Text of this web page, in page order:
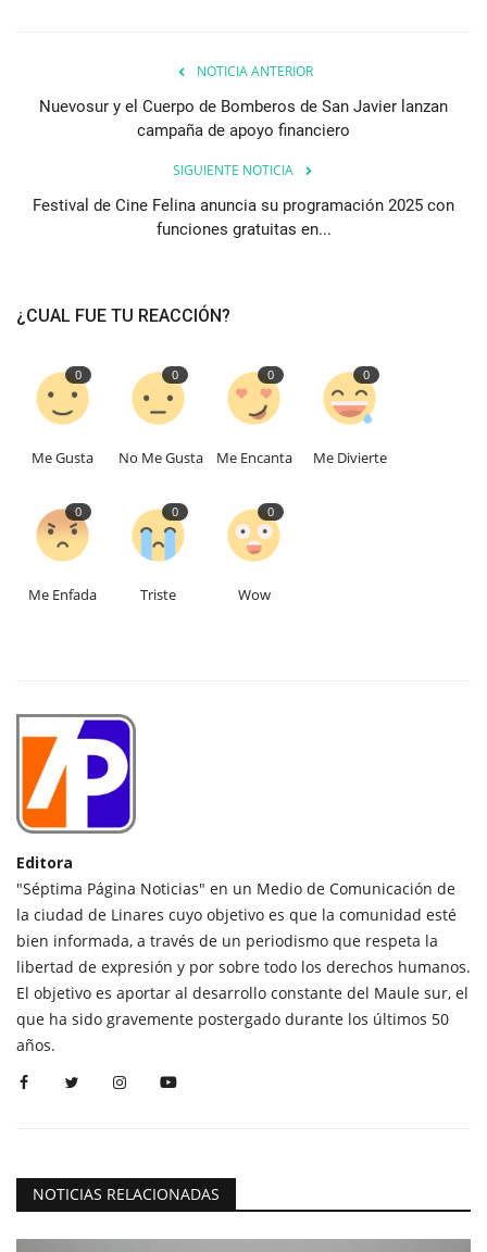
NOTICIA ANTERIOR
Nuevosur y el Cuerpo de Bomberos de San Javier lanzan
campaña de apoyo financiero
SIGUIENTE NOTICIA
Festival de Cine Felina anuncia su programación 2025 con
funciones gratuitas en...
¿CUAL FUE TU REACCIÓN?
0
Me Gusta
0
No Me Gusta
0
Me Encanta
0
Me Divierte
0
Me Enfada
0
Triste
0
Wow
Editora
"Séptima Página Noticias" en un Medio de Comunicación de
la ciudad de Linares cuyo objetivo es que la comunidad esté
bien informada, a través de un periodismo que respeta la
libertad de expresión y por sobre todo los derechos humanos.
El objetivo es aportar al desarrollo constante del Maule sur, el
que ha sido gravemente postergado durante los últimos 50
años.
NOTICIAS RELACIONADAS